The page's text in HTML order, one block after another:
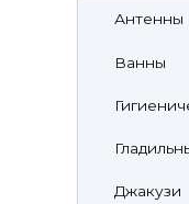
Антенны
Ванны
Джакузи